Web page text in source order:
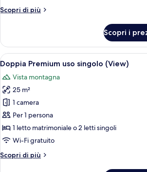
Scopri di più
Altri
Premium
(View)
Scopri i
Apri
tutte
le
foto
per
Doppia
Premium
uso
singolo
(View)
Biancheria
6
Doppia Premium uso singolo (View)
Vista montagna
25 m²
1 camera
Per 1 persona
1 letto matrimoniale o 2 letti singoli
Wi-Fi gratuito
Scopri di più
Altri